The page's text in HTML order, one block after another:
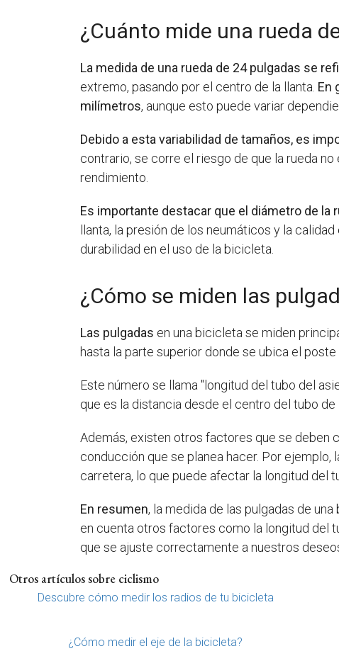
¿Cuánto mide una rueda
La medida de una rueda de 24 pulgadas se
extremo, pasando por el centro de la llanta. En
milímetros, aunque esto puede variar
Debido a esta variabilidad de tamaños, es
contrario, se corre el riesgo de que la rueda
rendimiento.
Es importante destacar que el diámetro de
llanta, la presión de los neumáticos y la
durabilidad en el uso de la bicicleta.
¿Cómo se miden las
Las pulgadas en una bicicleta se miden
hasta la parte superior donde se ubica el poste
Este número se llama "longitud del tubo del
que es la distancia desde el centro del tubo
Además, existen otros factores que se deben
conducción que se planea hacer. Por
carretera, lo que puede afectar la longitud del
En resumen, la medida de las pulgadas de
en cuenta otros factores como la longitud del
que se ajuste correctamente a nuestros
Otros artículos sobre ciclismo
Descubre cómo medir los radios de tu bicicleta
¿Cómo medir el eje de la bicicleta?